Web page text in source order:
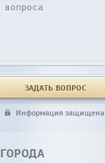
Информация защищена
ГОРОДА